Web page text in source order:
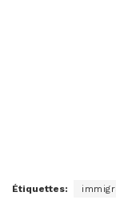
Étiquettes: